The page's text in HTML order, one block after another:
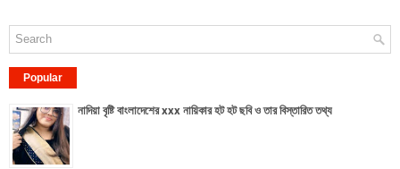
Popular
নাদিয়া বৃষ্টি বাংলাদেশের xxx নায়িকার হট হট ছবি ও তার বিস্তারিত তথ্য